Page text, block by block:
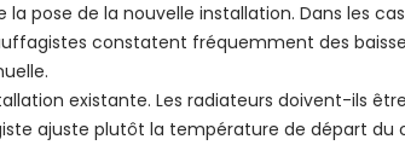
pose de la nouvelle installation. Dans les
constatent fréquemment des
existante. Les radiateurs doivent-ils
ajuste plutôt la température de départ